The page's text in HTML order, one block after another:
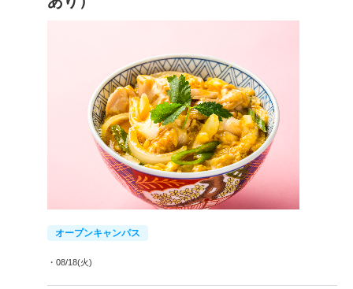
オープンキャンパス
・08/18(火)